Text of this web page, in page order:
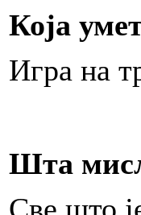
Која
Игра на
Шта